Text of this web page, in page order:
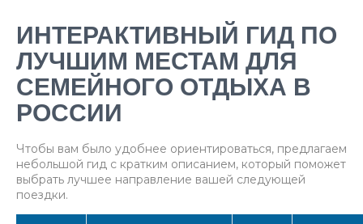
ИНТЕРАКТИВНЫЙ ГИД ПО
ЛУЧШИМ МЕСТАМ ДЛЯ
СЕМЕЙНОГО ОТДЫХА В
РОССИИ
Чтобы вам было удобнее ориентироваться, предлагаем
небольшой гид с кратким описанием, который поможет
выбрать лучшее направление вашей следующей
поездки.